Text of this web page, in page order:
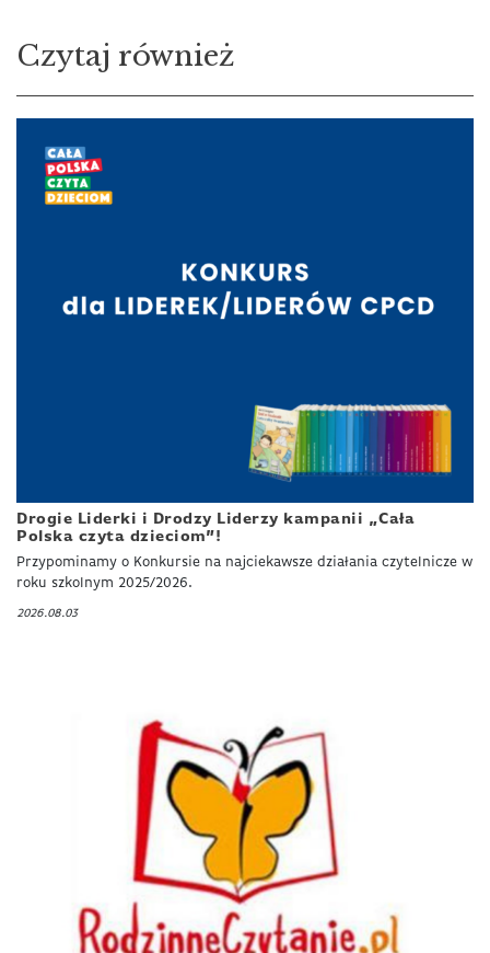
Czytaj również
Drogie Liderki i Drodzy Liderzy kampanii „Cała
Polska czyta dzieciom”!
Przypominamy o Konkursie na najciekawsze działania czytelnicze w
roku szkolnym 2025/2026.
2026.08.03